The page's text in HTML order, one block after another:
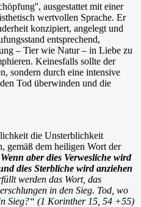
ausgestattet mit einer
wertvollen Sprache. Er
konzipiert, angelegt und
entsprechend,
– Tier wie Natur – in Liebe zu
Keinesfalls sollte der
sondern durch eine intensive
Tod überwinden und die
die Unsterblichkeit
gemäß dem heiligen Wort der
Wenn aber dies Verwesliche wird
dies Sterbliche wird anziehen
werden das Wort, das
in den Sieg. Tod, wo
Sieg?“ (1 Korinther 15, 54 +55)